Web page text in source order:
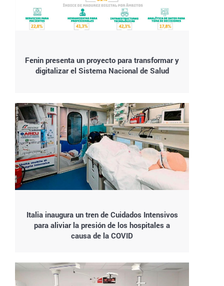
Fenin presenta un proyecto para transformar y
digitalizar el Sistema Nacional de Salud
Italia inaugura un tren de Cuidados Intensivos
para aliviar la presión de los hospitales a
causa de la COVID